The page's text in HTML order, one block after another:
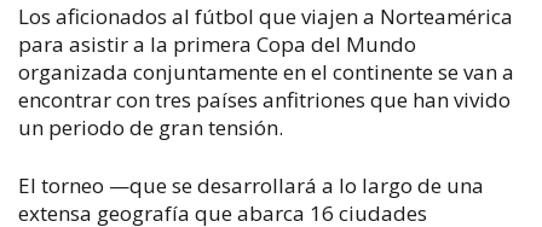
Los aficionados al fútbol que viajen a Norteamérica
para asistir a la primera Copa del Mundo
organizada conjuntamente en el continente se van a
encontrar con tres países anfitriones que han vivido
un periodo de gran tensión.
El torneo —que se desarrollará a lo largo de una
extensa geografía que abarca 16 ciudades